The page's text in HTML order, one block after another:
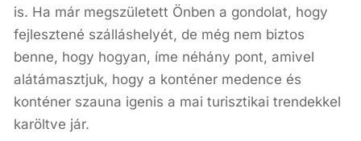
is. Ha már megszületett Önben a gondolat, hogy
fejlesztené szálláshelyét, de még nem biztos
benne, hogy hogyan, íme néhány pont, amivel
alátámasztjuk, hogy a konténer medence és
konténer szauna igenis a mai turisztikai trendekkel
karöltve jár.